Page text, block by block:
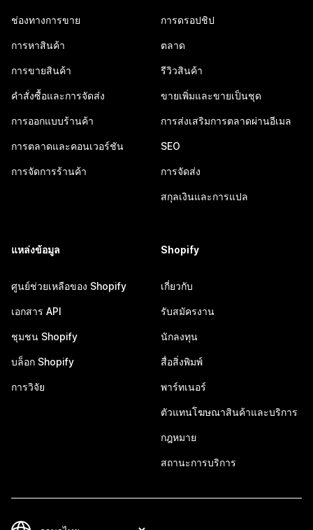
ช่องทางการขาย
การหาสินค้า
การขายสินค้า
คำสั่งซื้อและการจัดส่ง
การออกแบบร้านค้า
การตลาดและคอนเวอร์ชัน
การจัดการร้านค้า
การดรอปชิป
ตลาด
รีวิวสินค้า
ขายเพิ่มและขายเป็นชุด
การส่งเสริมการตลาดผ่านอีเมล
SEO
การจัดส่ง
สกุลเงินและการแปล
แหล่งข้อมูล
ศูนย์ช่วยเหลือของ Shopify
เอกสาร API
ชุมชน Shopify
บล็อก Shopify
การวิจัย
Shopify
เกี่ยวกับ
รับสมัครงาน
นักลงทุน
สื่อสิ่งพิมพ์
พาร์ทเนอร์
ตัวแทนโฆษณาสินค้าและบริการ
กฎหมาย
สถานะการบริการ